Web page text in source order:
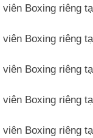
viên Boxing riêng
viên Boxing riêng
viên Boxing riêng
viên Boxing riêng
viên Boxing riêng